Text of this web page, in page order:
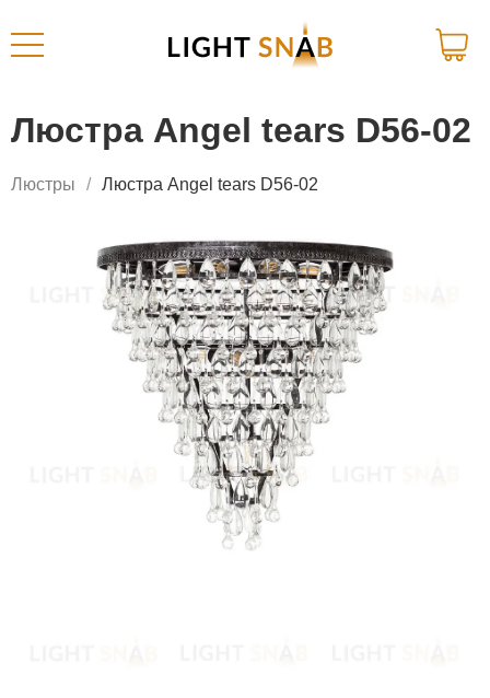
Люстра Angel tears D56-02
Люстры Люстра Angel tears D56-02